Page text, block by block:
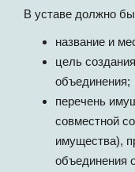
В уставе должно
название и
цель
объединения;
перечень
совместной
имущества),
объединения